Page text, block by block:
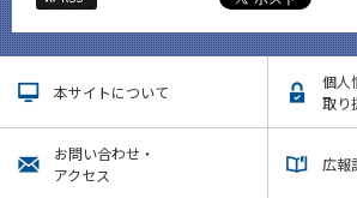
本サイトについて
個人
取り
お問い合わせ・
アクセス
広報